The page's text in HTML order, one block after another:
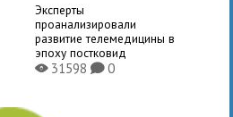
Эксперты
проанализировали
развитие телемедицины в
эпоху постковид
X31598 K0